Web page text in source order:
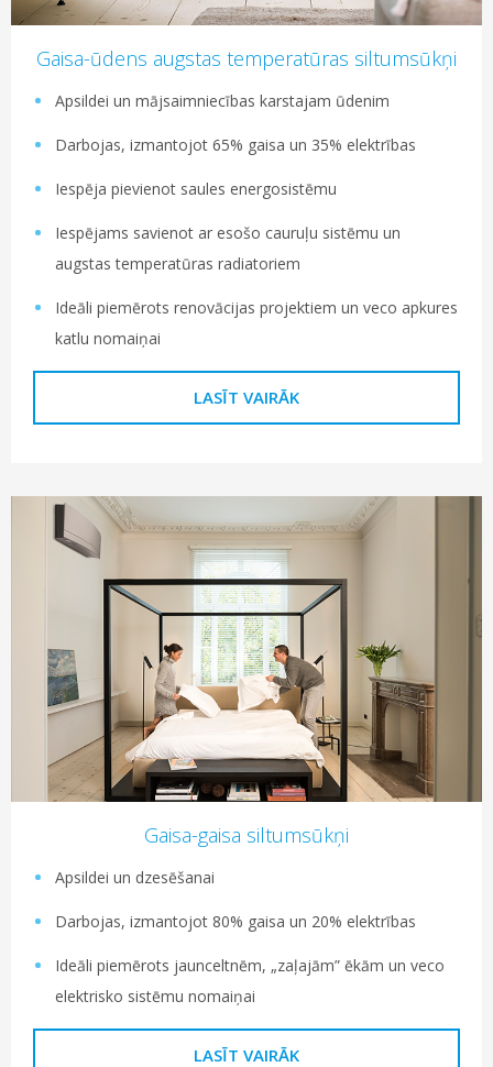
Gaisa-ūdens augstas temperatūras siltumsūkņi
Apsildei un mājsaimniecības karstajam ūdenim
Darbojas, izmantojot 65% gaisa un 35% elektrības
Iespēja pievienot saules energosistēmu
Iespējams savienot ar esošo cauruļu sistēmu un
augstas temperatūras radiatoriem
Ideāli piemērots renovācijas projektiem un veco apkures
katlu nomaiņai
LASĪT VAIRĀK
Gaisa-gaisa siltumsūkņi
Apsildei un dzesēšanai
Darbojas, izmantojot 80% gaisa un 20% elektrības
Ideāli piemērots jaunceltnēm, „zaļajām” ēkām un veco
elektrisko sistēmu nomaiņai
LASĪT VAIRĀK